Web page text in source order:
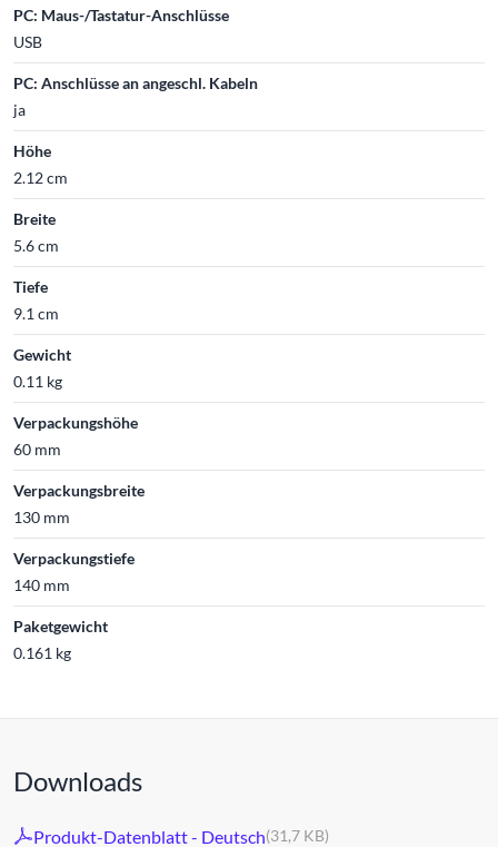
PC: Maus-/Tastatur-Anschlüsse
USB
PC: Anschlüsse an angeschl. Kabeln
ja
Höhe
2.12 cm
Breite
5.6 cm
Tiefe
9.1 cm
Gewicht
0.11 kg
Verpackungshöhe
60 mm
Verpackungsbreite
130 mm
Verpackungstiefe
140 mm
Paketgewicht
0.161 kg
Downloads
Produkt-Datenblatt - Deutsch(31,7 KB)